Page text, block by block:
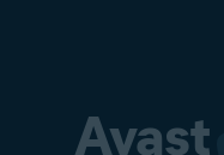
Avast